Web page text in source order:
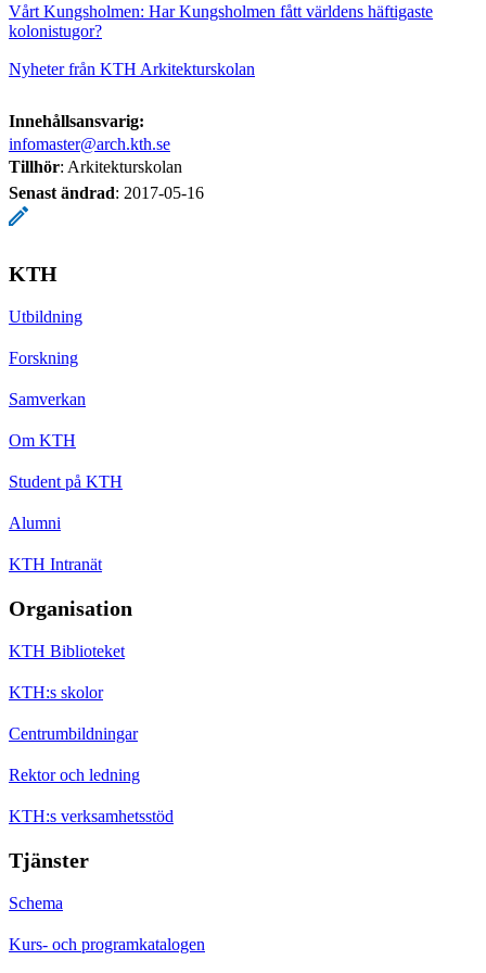
Vårt Kungsholmen: Har Kungsholmen fått världens häftigaste
kolonistugor?
Nyheter från KTH Arkitekturskolan
Innehållsansvarig:
infomaster@arch.kth.se
Tillhör: Arkitekturskolan
Senast ändrad: 2017-05-16
KTH
Utbildning
Forskning
Samverkan
Om KTH
Student på KTH
Alumni
KTH Intranät
Organisation
KTH Biblioteket
KTH:s skolor
Centrumbildningar
Rektor och ledning
KTH:s verksamhetsstöd
Tjänster
Schema
Kurs- och programkatalogen